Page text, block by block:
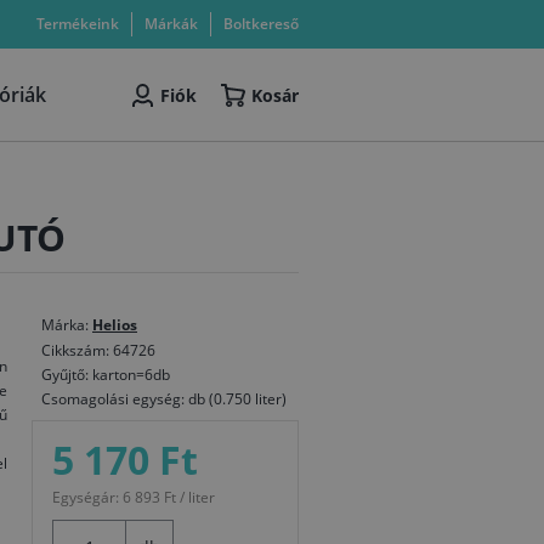
Termékeink Márkák Boltkereső
Fiók Kosár
Márka: Helios
Cikkszám: 64726
Gyűjtő: karton=6db
Csomagolási egység: db (0.750 liter)
5 170 Ft
Egységár: 6 893 Ft / liter